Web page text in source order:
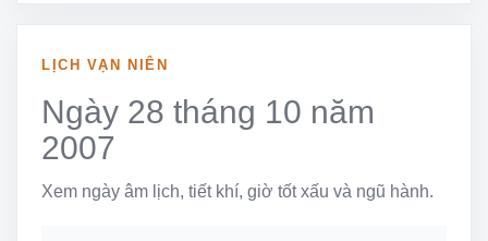
LỊCH VẠN NIÊN
Ngày 28 tháng 10 năm
2007
Xem ngày âm lịch, tiết khí, giờ tốt xấu và ngũ hành.